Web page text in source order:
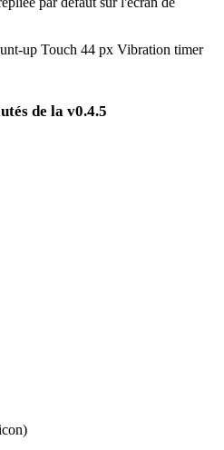
up Touch 44 px Vibration timer
de la v0.4.5